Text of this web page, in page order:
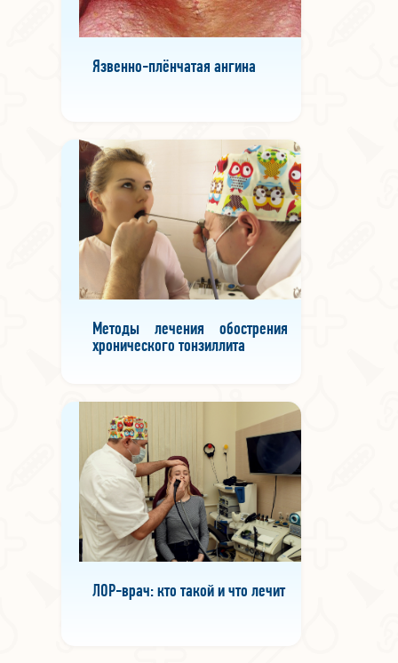
Язвенно-плёнчатая ангина
Методы лечения обострения
хронического тонзиллита
ЛОР-врач: кто такой и что лечит